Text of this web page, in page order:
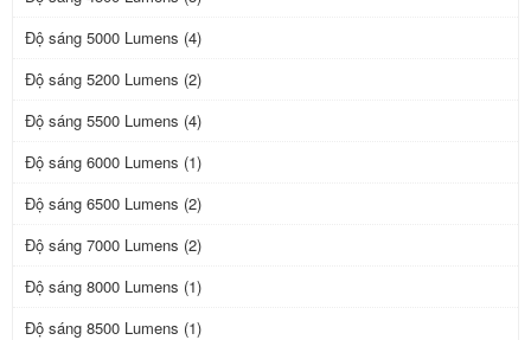
Độ sáng 5000 Lumens (4)
Độ sáng 5200 Lumens (2)
Độ sáng 5500 Lumens (4)
Độ sáng 6000 Lumens (1)
Độ sáng 6500 Lumens (2)
Độ sáng 7000 Lumens (2)
Độ sáng 8000 Lumens (1)
Độ sáng 8500 Lumens (1)